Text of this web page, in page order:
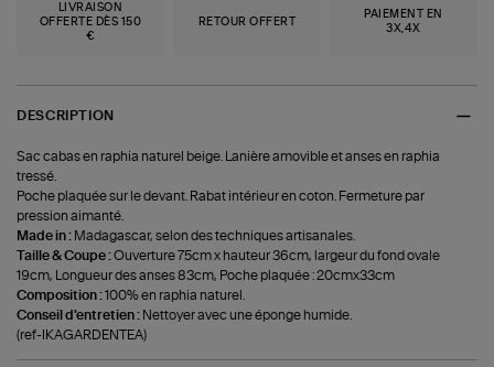
LIVRAISON
OFFERTE DÈS 150
€
RETOUR OFFERT
PAIEMENT EN
3X,4X
DESCRIPTION
Sac cabas en raphia naturel beige. Lanière amovible et anses en raphia
tressé.
Poche plaquée sur le devant. Rabat intérieur en coton. Fermeture par
pression aimanté.
Made in : Madagascar, selon des techniques artisanales.
Taille & Coupe :Ouverture 75cm x hauteur 36cm, largeur du fond ovale
19cm, Longueur des anses 83cm, Poche plaquée : 20cmx33cm
Composition :100% en raphia naturel.
Conseil d'entretien : Nettoyer avec une éponge humide.
(ref-IKAGARDENTEA)